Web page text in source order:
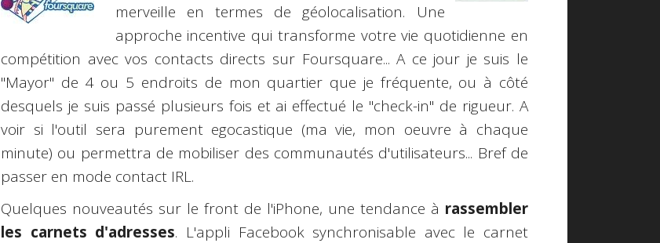
merveille en termes de géolocalisation. Une
approche incentive qui transforme votre vie quotidienne en
compétition avec vos contacts directs sur Foursquare... A ce jour je suis le
"Mayor" de 4 ou 5 endroits de mon quartier que je fréquente, ou à côté
desquels je suis passé plusieurs fois et ai effectué le "check-in" de rigueur. A
voir si l'outil sera purement egocastique (ma vie, mon oeuvre à chaque
minute) ou permettra de mobiliser des communautés d'utilisateurs... Bref de
passer en mode contact IRL.
Quelques nouveautés sur le front de l'iPhone, une tendance à rassembler
les carnets d'adresses. L'appli Facebook synchronisable avec le carnet